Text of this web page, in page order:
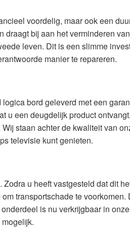
voordelig, maar ook een
bij aan het verminderen
leven. Dit is een slimme
manier te repareren.
bord geleverd met een
een deugdelijk product
staan achter de kwaliteit van
televisie kunt genieten.
u heeft vastgesteld dat dit
transportschade te
is nu verkrijgbaar in